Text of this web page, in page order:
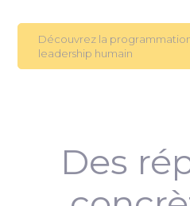
Découvrez la
leadership humain
Des